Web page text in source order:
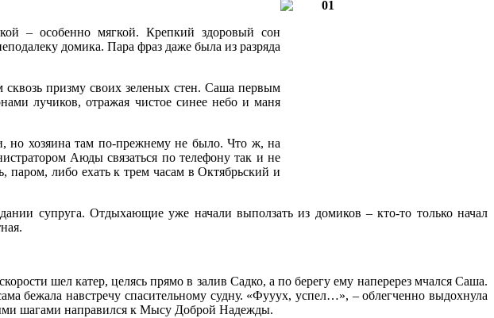
– особенно мягкой. Крепкий здоровый сон
домика. Пара фраз даже была из разряда
сквозь призму своих зеленых стен. Саша первым
лучиков, отражая чистое синее небо и маня
но хозяина там по-прежнему не было. Что ж, на
Аюды связаться по телефону так и не
паром, либо ехать к трем часам в Октябрьский и
супруга. Отдыхающие уже начали выползать из домиков – кто-то только начал
шел катер, целясь прямо в залив Садко, а по берегу ему наперерез мчался Саша.
бежала навстречу спасительному судну. «Фууух, успел…», – облегченно выдохнула
шагами направился к Мысу Доброй Надежды.